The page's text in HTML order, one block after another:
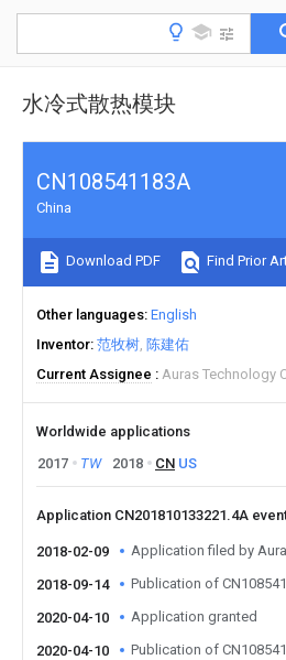
水冷式散热模块
CN108541183A
China
Download PDF Find Prior
Other languages English
Inventor 范牧树 陈建佑
Current Assignee
Auras Technology
Worldwide applications
2017
TW 2018 CN US
Application CN201810133221.4A
2018-02-09 Application filed by
2018-09-14 Publication of
2020-04-10 Application granted
2020-04-10 Publication of